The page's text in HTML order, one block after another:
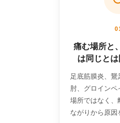
痛む場所と
は同じとは
足底筋膜炎、鵞
肘、グロイン
場所ではなく、
ながりから原因